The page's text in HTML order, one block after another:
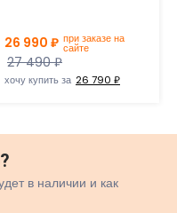
26 990 ₽ при заказе на
сайте
27 490 ₽
хочу купить за 26 790 ₽
в наличии и как